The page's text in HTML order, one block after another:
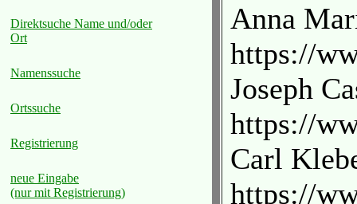
Direktsuche Name und/oder
Ort
Namenssuche
Ortssuche
Registrierung
neue Eingabe
(nur mit Registrierung)
Anna
https://
Joseph
https://
Carl
https://